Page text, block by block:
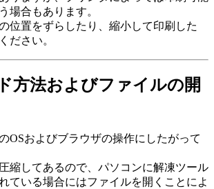
場合もあります。
位置をずらしたり、縮小して印刷した
ださい。
方法およびファイルの開
OSおよびブラウザの操作にしたがって
縮してあるので、パソコンに解凍ツール
ている場合にはファイルを開くことによ